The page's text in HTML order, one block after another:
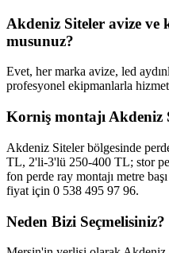
Akdeniz Siteler avize ve
musunuz?
Evet, her marka avize, led
profesyonel ekipmanlarla
Korniş montajı Akdeniz
Akdeniz Siteler bölgesinde
TL, 2'li-3'lü 250-400 TL; stor
fon perde ray montajı metre
fiyat için 0 538 495 97 96.
Neden Bizi Seçmelisiniz?